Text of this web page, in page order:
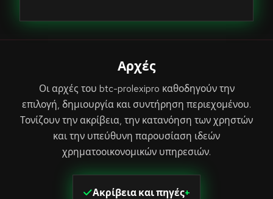
Αρχές
Οι αρχές του btc-prolexipro καθοδηγούν την
επιλογή, δημιουργία και συντήρηση περιεχομένου.
Τονίζουν την ακρίβεια, την κατανόηση των χρηστών
και την υπεύθυνη παρουσίαση ιδεών
χρηματοοικονομικών υπηρεσιών.
Ακρίβεια και πηγές+